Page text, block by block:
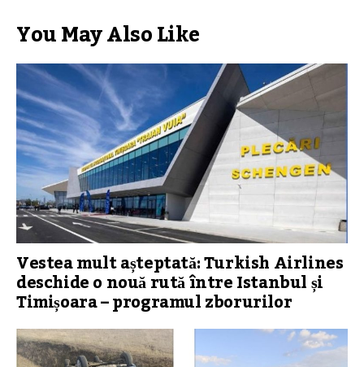
You May Also Like
Vestea mult așteptată: Turkish Airlines
deschide o nouă rută între Istanbul și
Timișoara – programul zborurilor